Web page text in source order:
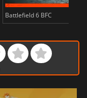
Battlefield 6 BFC